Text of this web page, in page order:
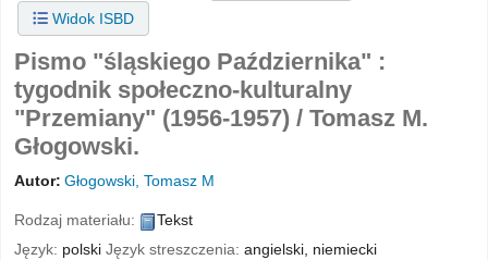
Widok ISBD
Pismo "śląskiego Października" :
tygodnik społeczno-kulturalny
"Przemiany" (1956-1957) / Tomasz M.
Głogowski.
Autor: Głogowski, Tomasz M
Rodzaj materiału:
Tekst
Język: polski Język streszczenia: angielski, niemiecki